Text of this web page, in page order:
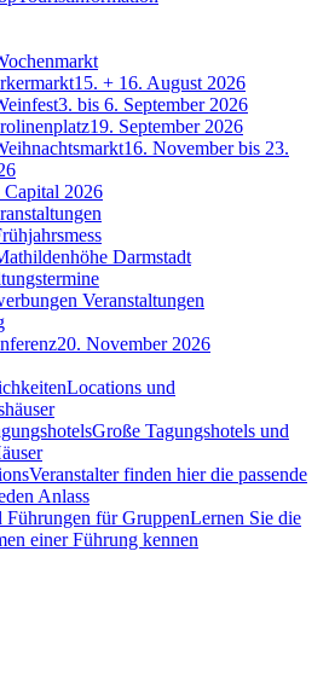
15. + 16. August 2026
3. bis 6. September 2026
19. September 2026
16. November bis 23.
2026
Darmstadt
Veranstaltungen
20. November 2026
Locations und
Große Tagungshotels und
Veranstalter finden hier die passende
Anlass
Führungen für GruppenLernen Sie die
einer Führung kennen